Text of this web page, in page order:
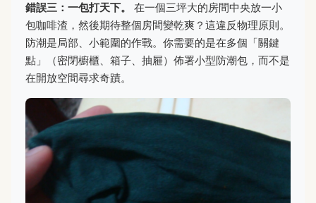
錯誤三：一包打天下。
在一個三坪大的房間中央放一小
包咖啡渣，然後期待整個房間變乾爽？這違反物理原則。
防潮是局部、小範圍的作戰。你需要的是在多個「關鍵
點」（密閉櫥櫃、箱子、抽屜）佈署小型防潮包，而不是
在開放空間尋求奇蹟。